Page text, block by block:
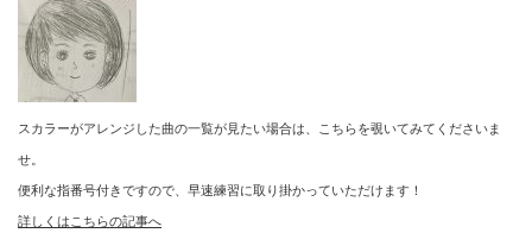
スカラーがアレンジした曲の一覧が見たい場合は、こちらを覗いてみてくださいま
せ。
便利な指番号付きですので、早速練習に取り掛かっていただけます！
詳しくはこちらの記事へ